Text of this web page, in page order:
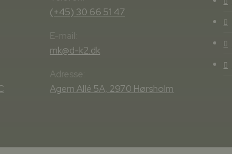
(+45) 30 66 51 47
E-mail:
mk@d-k2.dk
Adresse:
Agern Allé 5A, 2970 Hørsholm